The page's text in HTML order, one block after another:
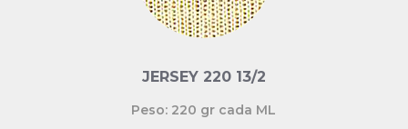
JERSEY 220 13/2
Peso: 220 gr cada ML